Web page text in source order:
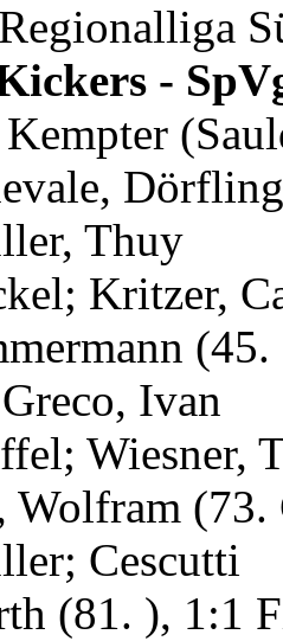
-
Thuy
Kritzer,
Ivan
Wiesner,
Wolfram
Cescutti
(81. ), 1:1